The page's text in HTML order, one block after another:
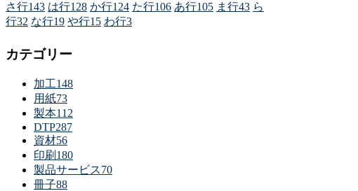
さ行143 は行128 か行124 た行106 あ行105 ま行43 ら
行32 な行19 や行15 わ行3
カテゴリー
加工148
用紙73
製本112
DTP287
資材56
印刷 180
製品サービス70
冊子88